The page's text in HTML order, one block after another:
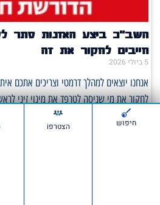
השב"כ ביצע האזנות סתר
חייבים לחקור את זה
5 ביולי 2026
אנחנו יוצאים למהלך דרמטי וצריכים אתכם
לחקור את מי שניסה לטרפד את מינוי זיני
חיפוש הצטרפi